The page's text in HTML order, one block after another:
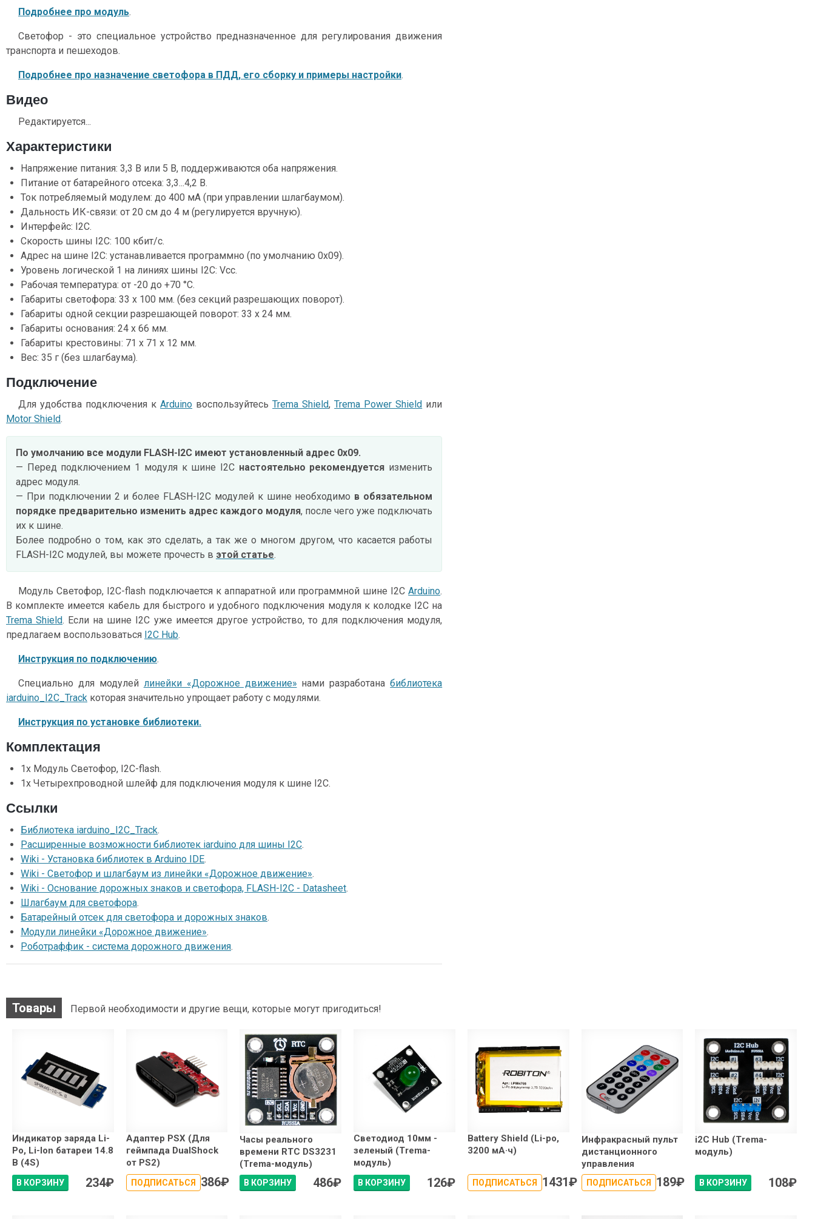
Подробнее про модуль.
Светофор - это специальное устройство предназначенное для регулирования движения
транспорта и пешеходов.
Подробнее про назначение светофора в ПДД, его сборку и примеры настройки.
Видео
Редактируется...
Характеристики
Напряжение питания: 3,3 В или 5 В, поддерживаются оба напряжения.
Питание от батарейного отсека: 3,3...4,2 В.
Ток потребляемый модулем: до 400 мА (при управлении шлагбаумом).
Дальность ИК-связи: от 20 см до 4 м (регулируется вручную).
Интерфейс: I2C.
Скорость шины I2C: 100 кбит/с.
Адрес на шине I2C: устанавливается программно (по умолчанию 0x09).
Уровень логической 1 на линиях шины I2C: Vcc.
Рабочая температура: от -20 до +70 °С.
Габариты светофора: 33 x 100 мм. (без секций разрешающих поворот).
Габариты одной секции разрешающей поворот: 33 x 24 мм.
Габариты основания: 24 х 66 мм.
Габариты крестовины: 71 х 71 x 12 мм.
Вес: 35 г (без шлагбаума).
Подключение
Для удобства подключения кArduino воспользуйтесьTrema Shield,Trema Power Shield или
Motor Shield.
По умолчанию все модули FLASH-I2C имеют установленный адрес 0х09.
— Перед подключением 1 модуля к шине I2C настоятельно рекомендуется изменить
адрес модуля.
— При подключении 2 и более FLASH-I2C модулей к шине необходимо в обязательном
порядке предварительно изменить адрес каждого модуля, после чего уже подключать
их к шине.
Более подробно о том, как это сделать, а так же о многом другом, что касается работы
FLASH-I2C модулей, вы можете прочесть в этой статье.
Модуль Светофор, I2C-flash подключается к аппаратной или программной шине I2CArduino.
В комплекте имеется кабель для быстрого и удобного подключения модуля к колодке I2C на
Trema Shield. Если на шине I2C уже имеется другое устройство, то для подключения модуля,
предлагаем воспользоваться I2C Hub.
Инструкция по подключению.
Специально для модулей линейки «Дорожное движение» нами разработанабиблиотека
iarduino_I2C_Track которая значительно упрощает работу с модулями.
Инструкция по установке библиотеки.
Комплектация
1x Модуль Светофор, I2C-flash.
1x Четырехпроводной шлейф для подключения модуля к шине I2C.
Ссылки
Библиотека iarduino_I2C_Track.
Расширенные возможности библиотек iarduino для шины I2C.
Wiki - Установка библиотек в Arduino IDE.
Wiki - Светофор и шлагбаум из линейки «Дорожное движение».
Wiki - Основание дорожных знаков и светофора, FLASH-I2C - Datasheet.
Шлагбаум для светофора.
Батарейный отсек для светофора и дорожных знаков.
Модули линейки «Дорожное движение».
Роботраффик - система дорожного движения.
Товары Первой необходимости и другие вещи, которые могут пригодиться!
Индикатор заряда Li-
Po, Li-Ion батареи 14.8
В (4S)
В КОРЗИНУ 234₽
Адаптер PSX (Для
геймпада DualShock
от PS2)
ПОДПИСАТЬСЯ 386₽
Часы реального
времени RTC DS3231
(Trema-модуль)
В КОРЗИНУ 486₽
Светодиод 10мм -
зеленый (Trema-
модуль)
В КОРЗИНУ 126₽
Battery Shield (Li-po,
3200 мА·ч)
ПОДПИСАТЬСЯ 1431₽
Инфракрасный пульт
дистанционного
управления
ПОДПИСАТЬСЯ 189₽
i2C Hub (Trema-
модуль)
В КОРЗИНУ 108₽